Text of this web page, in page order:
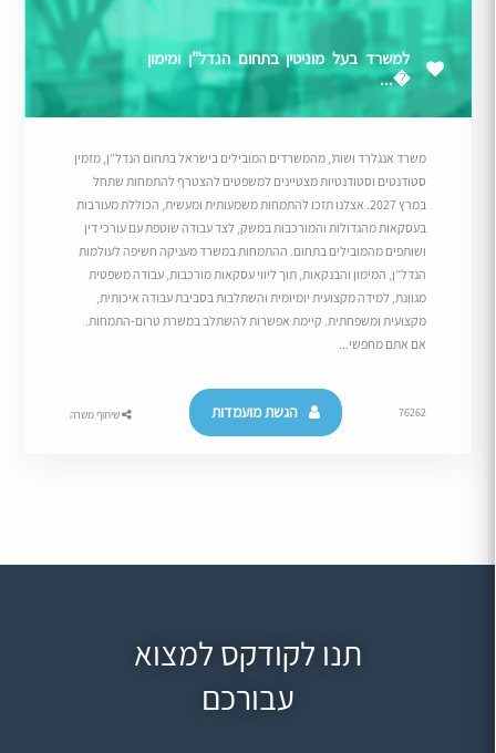
למשרד בעל מוניטין בתחום הנדל"ן ומימון
�...
משרד אנגלרד ושות’, מהמשרדים המובילים בישראל בתחום הנדל”ן, מזמין
סטודנטים וסטודנטיות מצטיינים למשפטים להצטרף להתמחות שתחל
במרץ 2027. אצלנו תזכו להתמחות משמעותית ומעשית, הכוללת מעורבות
בעסקאות מהגדולות והמורכבות במשק, לצד עבודה שוטפת עם עורכי דין
ושותפים מהמובילים בתחום. ההתמחות במשרד מעניקה חשיפה לעולמות
הנדל”ן, המימון והבנקאות, תוך ליווי עסקאות מורכבות, עבודה משפטית
מגוונת, למידה מקצועית יומיומית והשתלבות בסביבת עבודה איכותית,
מקצועית ומשפחתית. קיימת אפשרות להשתלב במשרת טרום-התמחות.
אם אתם מחפשי...
76262 הגשת מועמדות שיתוף משרה
תנו לקודקס למצוא
עבורכם